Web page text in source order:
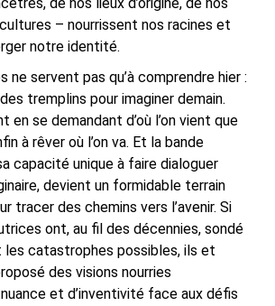
– nourrissent nos racines et
notre identité.
ne servent pas qu’à comprendre hier :
tremplins pour imaginer demain.
en se demandant d’où l’on vient que
à rêver où l’on va. Et la bande
capacité unique à faire dialoguer
devient un formidable terrain
tracer des chemins vers l’avenir. Si
ont, au fil des décennies, sondé
catastrophes possibles, ils et
des visions nourries
et d’inventivité face aux défis